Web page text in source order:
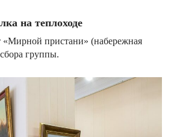
на теплоходе
«Мирной пристани» (набережная
группы.